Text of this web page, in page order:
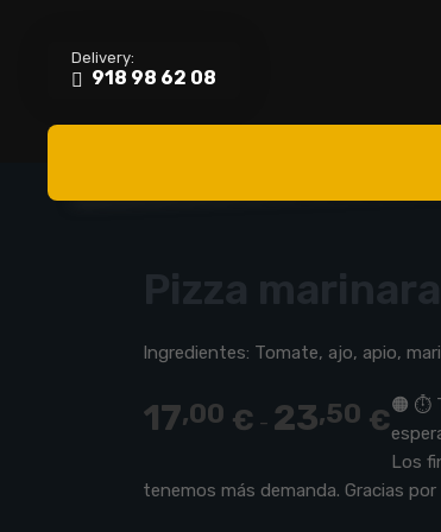
Delivery:
918 98 62 08
Ingredientes: Tomate, ajo, apio,
17,00 € - 23,50 €
de
🟠 ⏱️
Los
tenemos más demanda. Gracias